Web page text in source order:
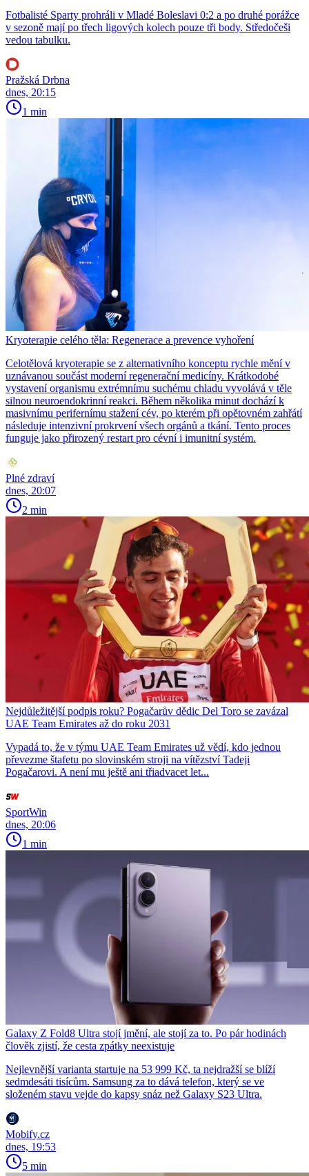
Fotbalisté Sparty prohráli v Mladé Boleslavi 0:2 a po druhé porážce
v sezoně mají po třech ligových kolech pouze tři body. Středočeši
vedou tabulku.
Pražská Drbna
dnes, 20:15
1 min
Kryoterapie celého těla: Regenerace a prevence vyhoření
Celotělová kryoterapie se z alternativního konceptu rychle mění v
uznávanou součást moderní regenerační medicíny. Krátkodobé
vystavení organismu extrémnímu suchému chladu vyvolává v těle
silnou neuroendokrinní reakci. Během několika minut dochází k
masivnímu perifernímu stažení cév, po kterém při opětovném zahřátí
následuje intenzivní prokrvení všech orgánů a tkání. Tento proces
funguje jako přirozený restart pro cévní i imunitní systém.
Plné zdraví
dnes, 20:07
2 min
Nejdůležitější podpis roku? Pogačarův dědic Del Toro se zavázal
UAE Team Emirates až do roku 2031
Vypadá to, že v týmu UAE Team Emirates už vědí, kdo jednou
převezme štafetu po slovinském stroji na vítězství Tadeji
Pogačarovi. A není mu ještě ani třiadvacet let...
SportWin
dnes, 20:06
1 min
Galaxy Z Fold8 Ultra stojí jmění, ale stojí za to. Po pár hodinách
člověk zjistí, že cesta zpátky neexistuje
Nejlevnější varianta startuje na 53 999 Kč, ta nejdražší se blíží
sedmdesáti tisícům. Samsung za to dává telefon, který se ve
složeném stavu vejde do kapsy snáz než Galaxy S23 Ultra.
Mobify.cz
dnes, 19:53
5 min